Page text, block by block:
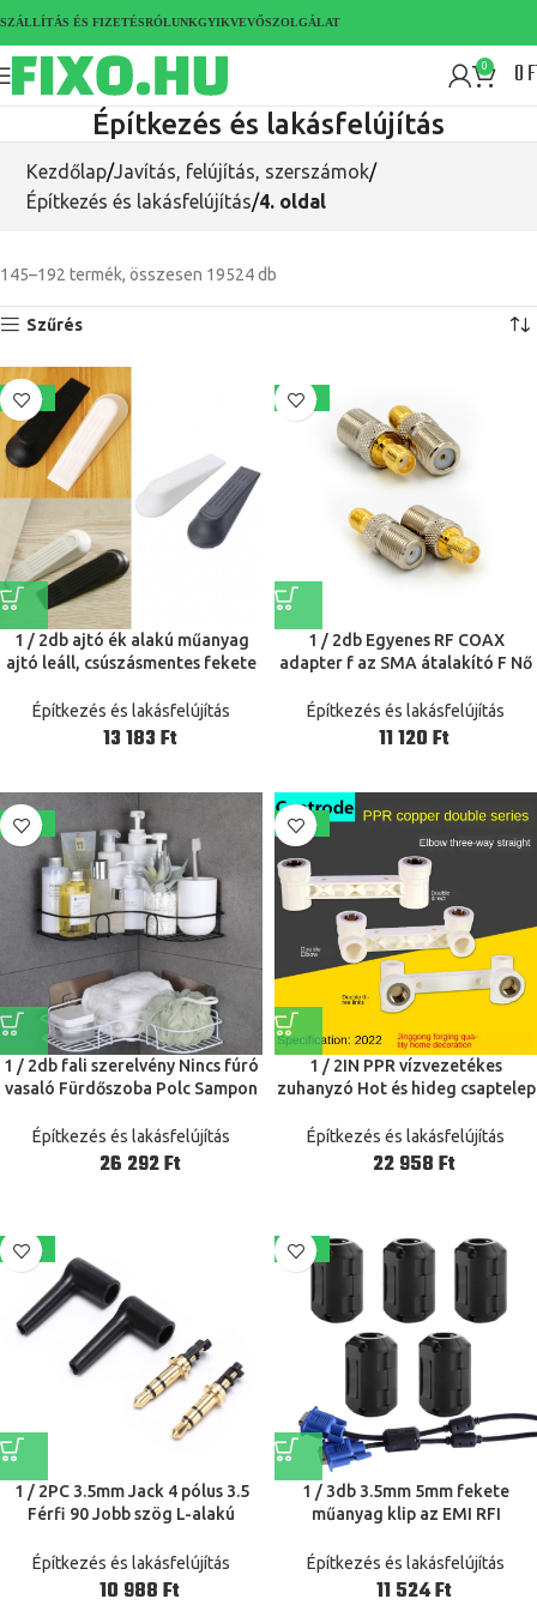
SZÁLLÍTÁS ÉS FIZETÉSRÓLUNKGYIKVEVŐSZOLGÁLAT
0 0
Építkezés és lakásfelújítás
Kezdőlap Javítás, felújítás, szerszámok
Építkezés és lakásfelújítás 4. oldal
145–192 termék, összesen 19524 db
Szűrés
-64%
1 / 2db ajtó ék alakú műanyag
ajtó leáll, csúszásmentes fekete
biztonságos padló
Építkezés és lakásfelújítás
Ft
-41%
1 / 2db Egyenes RF COAX
adapter f az SMA átalakító F Nő
csatlakozó SMA női dugóhoz
Építkezés és lakásfelújítás
Ft
-23%
1 / 2db fali szerelvény Nincs fúró
vasaló Fürdőszoba Polc Sampon
csatlakoztatja a zuhanyzó-
tároló eszközt
Építkezés és lakásfelújítás
Ft
-26%
1 / 2IN PPR vízvezetékes
zuhanyzó Hot és hideg csaptelep
közvetlen 20/25 tartozékok
Építkezés és lakásfelújítás
Ft
-42%
1 / 2PC 3.5mm Jack 4 pólus 3.5
Férfi 90 Jobb szög L-alakú
fülhallgató Jack Audio forrasztó
csatlakozó
Építkezés és lakásfelújítás
Ft
-41%
1 / 3db 3.5mm 5mm fekete
műanyag klip az EMI RFI
szűrők eltávolítható
Építkezés és lakásfelújítás
Ft